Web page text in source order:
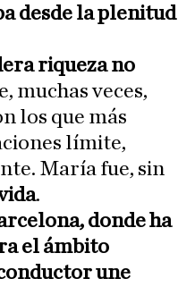
desde la plenitud
riqueza no
muchas veces,
los que más
límite,
María fue, sin
.
donde ha
el ámbito
une